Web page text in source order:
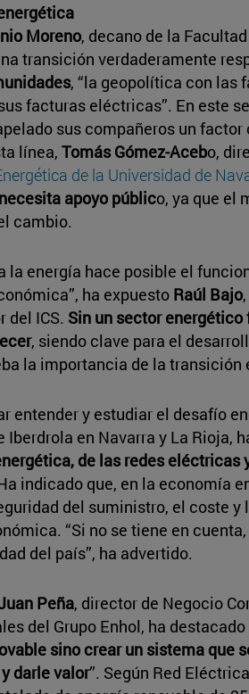
Moreno, decano de la
transición verdaderamente
, “la geopolítica con las
facturas eléctricas”. En este
sus compañeros un
línea, Tomás Gómez-Acebo,
de la Universidad de
apoyo público, ya que el
cambio.
la energía hace posible el
ha expuesto Raúl Bajo
del ICS. Sin un sector
, siendo clave para el
la importancia de la transición
entender y estudiar el desafío
Iberdrola en Navarra y La Rioja,
de las redes eléctricas
indicado que, en la economía
del suministro, el coste
“Si no se tiene en
del país”, ha advertido.
Peña, director de Negocio
del Grupo Enhol, ha destacado
sino crear un sistema que
darle valor”. Según Red